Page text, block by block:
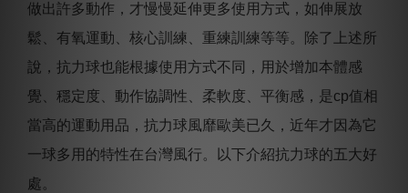
做出許多動作，才慢慢延伸更多使用方式，如伸展放
鬆、有氧運動、核心訓練、重練訓練等等。除了上述所
說，抗力球也能根據使用方式不同，用於增加本體感
覺、穩定度、動作協調性、柔軟度、平衡感，是cp值相
當高的運動用品，抗力球風靡歐美已久，近年才因為它
一球多用的特性在台灣風行。以下介紹抗力球的五大好
處。